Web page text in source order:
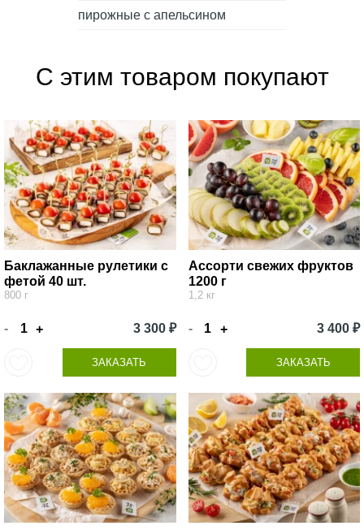
пирожные с апельсином
С этим товаром покупают
Баклажанные рулетики с
фетой 40 шт.
800 г
- + 3 300 ₽
ЗАКАЗАТЬ
Ассорти свежих фруктов
1200 г
1,2 кг
- + 3 400 ₽
ЗАКАЗАТЬ